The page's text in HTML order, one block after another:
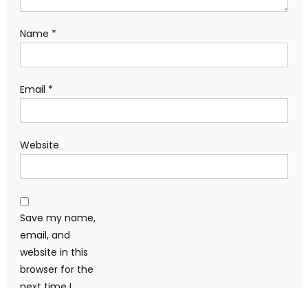
Name *
Email *
Website
Save my name,
email, and
website in this
browser for the